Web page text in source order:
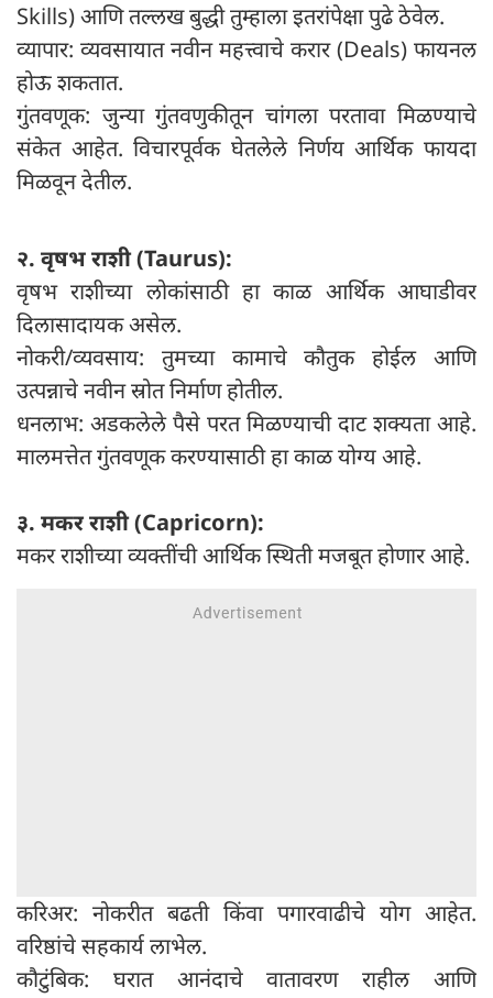
Skills) आणि तल्लख बुद्धी तुम्हाला इतरांपेक्षा पुढे ठेवेल.
व्यापार: व्यवसायात नवीन महत्त्वाचे करार (Deals) फायनल
होऊ शकतात.
गुंतवणूक: जुन्या गुंतवणुकीतून चांगला परतावा मिळण्याचे
संकेत आहेत. विचारपूर्वक घेतलेले निर्णय आर्थिक फायदा
मिळवून देतील.
२. वृषभ राशी (Taurus):
वृषभ राशीच्या लोकांसाठी हा काळ आर्थिक आघाडीवर
दिलासादायक असेल.
नोकरी/व्यवसाय: तुमच्या कामाचे कौतुक होईल आणि
उत्पन्नाचे नवीन स्रोत निर्माण होतील.
धनलाभ: अडकलेले पैसे परत मिळण्याची दाट शक्यता आहे.
मालमत्तेत गुंतवणूक करण्यासाठी हा काळ योग्य आहे.
३. मकर राशी (Capricorn):
मकर राशीच्या व्यक्तींची आर्थिक स्थिती मजबूत होणार आहे.
करिअर: नोकरीत बढती किंवा पगारवाढीचे योग आहेत.
वरिष्ठांचे सहकार्य लाभेल.
कौटुंबिक: घरात आनंदाचे वातावरण राहील आणि